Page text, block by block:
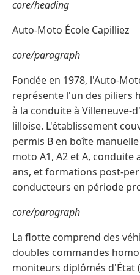
core/heading
Auto-Moto École Capilliez
core/paragraph
Fondée en 1978, l'Auto-
représente l'un des piliers
à la conduite à Villeneuve-
lilloise. L'établissement
permis B en boîte
moto A1, A2 et A, conduite
ans, et formations post-
conducteurs en période
core/paragraph
La flotte comprend des
doubles commandes
moniteurs diplômés d'État